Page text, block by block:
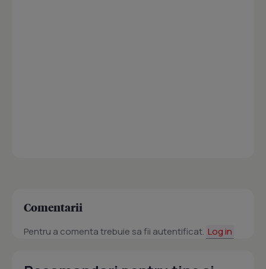
Comentarii
Pentru a comenta trebuie sa fii autentificat. Log in